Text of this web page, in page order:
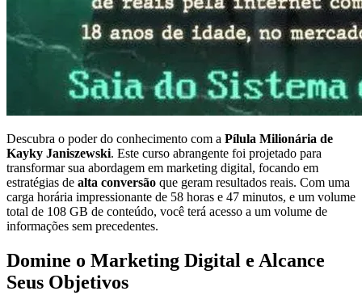
Descubra o poder do conhecimento com a Pílula Milionária de
Kayky Janiszewski. Este curso abrangente foi projetado para
transformar sua abordagem em marketing digital, focando em
estratégias de alta conversão que geram resultados reais. Com uma
carga horária impressionante de 58 horas e 47 minutos, e um volume
total de 108 GB de conteúdo, você terá acesso a um volume de
informações sem precedentes.
Domine o Marketing Digital e Alcance
Seus Objetivos